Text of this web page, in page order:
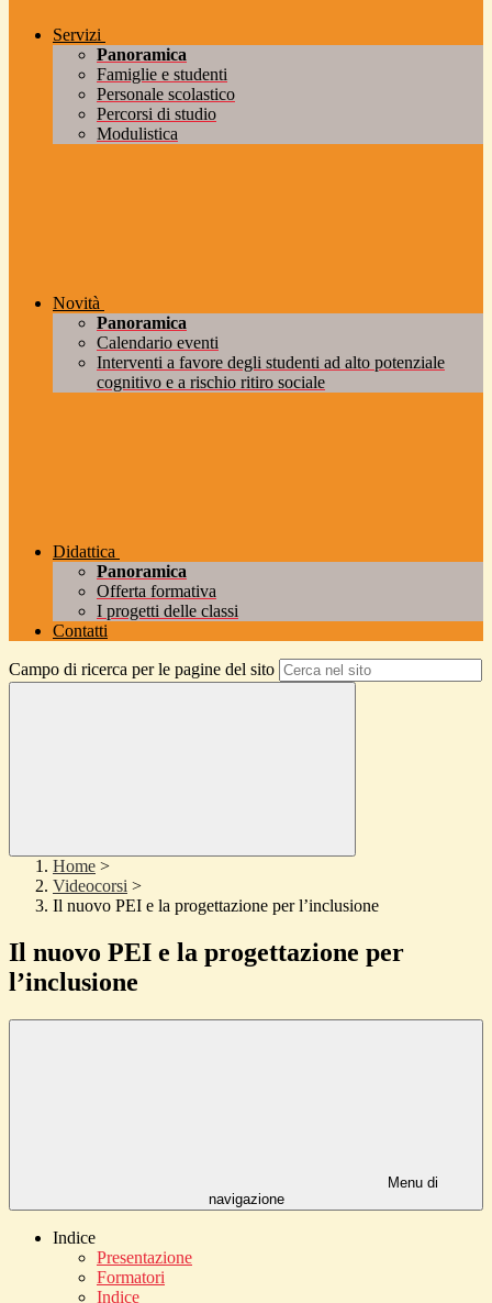
Servizi
Panoramica
Famiglie e studenti
Personale scolastico
Percorsi di studio
Modulistica
Novità
Panoramica
Calendario eventi
Interventi a favore degli studenti ad alto potenziale
cognitivo e a rischio ritiro sociale
Didattica
Panoramica
Offerta formativa
I progetti delle classi
Contatti
Campo di ricerca per le pagine del sito
Home >
Videocorsi >
Il nuovo PEI e la progettazione per l’inclusione
Il nuovo PEI e la progettazione per
l’inclusione
Menu di
navigazione
Indice
Presentazione
Formatori
Indice